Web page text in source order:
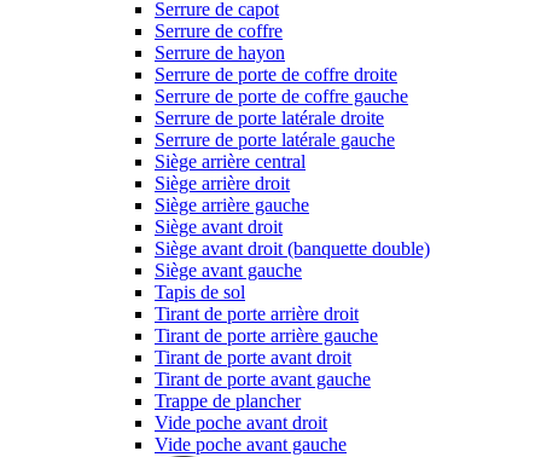
Serrure de capot
Serrure de coffre
Serrure de hayon
Serrure de porte de coffre droite
Serrure de porte de coffre gauche
Serrure de porte latérale droite
Serrure de porte latérale gauche
Siège arrière central
Siège arrière droit
Siège arrière gauche
Siège avant droit
Siège avant droit (banquette double)
Siège avant gauche
Tapis de sol
Tirant de porte arrière droit
Tirant de porte arrière gauche
Tirant de porte avant droit
Tirant de porte avant gauche
Trappe de plancher
Vide poche avant droit
Vide poche avant gauche